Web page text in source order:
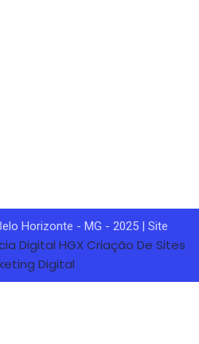
Horizonte - MG - 2025 | Site
Digital HGXCriação De Sites
Digital